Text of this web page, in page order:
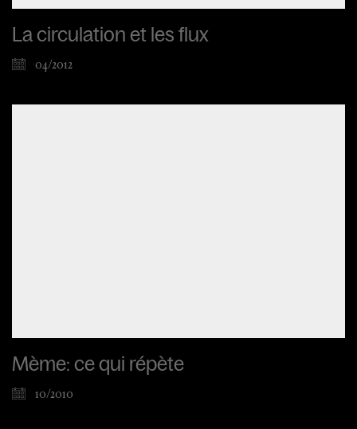
La circulation et les flux
04/2012
Mème: ce qui répète
10/2010